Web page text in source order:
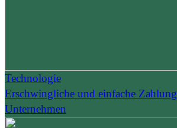
Technologie
Erschwingliche und einfache
Unternehmen